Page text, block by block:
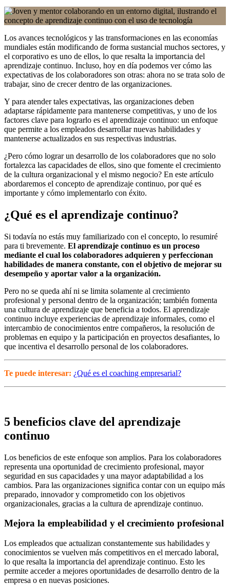
Los avances tecnológicos y las transformaciones en las economías
mundiales están modificando de forma sustancial muchos sectores, y
el corporativo es uno de ellos, lo que resalta la importancia del
aprendizaje continuo. Incluso, hoy en día podemos ver cómo las
expectativas de los colaboradores son otras: ahora no se trata solo de
trabajar, sino de crecer dentro de las organizaciones.
Y para atender tales expectativas, las organizaciones deben
adaptarse rápidamente para mantenerse competitivas, y uno de los
factores clave para lograrlo es el aprendizaje continuo: un enfoque
que permite a los empleados desarrollar nuevas habilidades y
mantenerse actualizados en sus respectivas industrias.
¿Pero cómo lograr un desarrollo de los colaboradores que no solo
fortalezca las capacidades de ellos, sino que fomente el crecimiento
de la cultura organizacional y el mismo negocio? En este artículo
abordaremos el concepto de aprendizaje continuo, por qué es
importante y cómo implementarlo con éxito.
¿Qué es el aprendizaje continuo?
Si todavía no estás muy familiarizado con el concepto, lo resumiré
para ti brevemente. El aprendizaje continuo es un proceso
mediante el cual los colaboradores adquieren y perfeccionan
habilidades de manera constante, con el objetivo de mejorar su
desempeño y aportar valor a la organización.
Pero no se queda ahí ni se limita solamente al crecimiento
profesional y personal dentro de la organización; también fomenta
una cultura de aprendizaje que beneficia a todos. El aprendizaje
continuo incluye experiencias de aprendizaje informales, como el
intercambio de conocimientos entre compañeros, la resolución de
problemas en equipo y la participación en proyectos desafiantes, lo
que incentiva el desarrollo personal de los colaboradores.
Te puede interesar: ¿Qué es el coaching empresarial?
5 beneficios clave del aprendizaje
continuo
Los beneficios de este enfoque son amplios. Para los colaboradores
representa una oportunidad de crecimiento profesional, mayor
seguridad en sus capacidades y una mayor adaptabilidad a los
cambios. Para las organizaciones significa contar con un equipo más
preparado, innovador y comprometido con los objetivos
organizacionales, gracias a la cultura de aprendizaje continuo.
Mejora la empleabilidad y el crecimiento profesional
Los empleados que actualizan constantemente sus habilidades y
conocimientos se vuelven más competitivos en el mercado laboral,
lo que resalta la importancia del aprendizaje continuo. Esto les
permite acceder a mejores oportunidades de desarrollo dentro de la
empresa o en nuevas posiciones.